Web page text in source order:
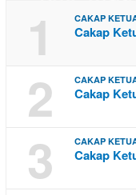
1 CAKAP
Cakap
2 CAKAP
Cakap
3 CAKAP
Cakap